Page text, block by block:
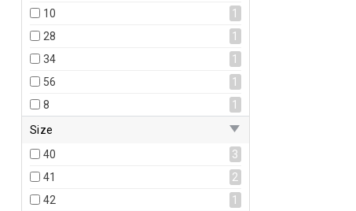
10
1
28
1
34
1
56
1
8
1
Size
40
3
41
2
42
1